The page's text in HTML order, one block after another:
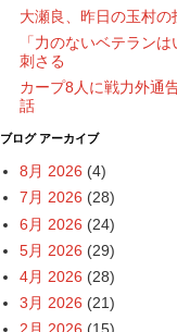
大瀬良、昨日の玉村の
「力のないベテラン
刺さる
カープ8人に戦力外通
話
ブログ アーカイブ
8月 2026 (4)
7月 2026 (28)
6月 2026 (24)
5月 2026 (29)
4月 2026 (28)
3月 2026 (21)